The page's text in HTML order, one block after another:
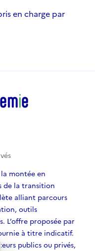
en charge par
la montée en
de la transition
alliant parcours
outils
L’offre proposée par
à titre indicatif.
publics ou privés,